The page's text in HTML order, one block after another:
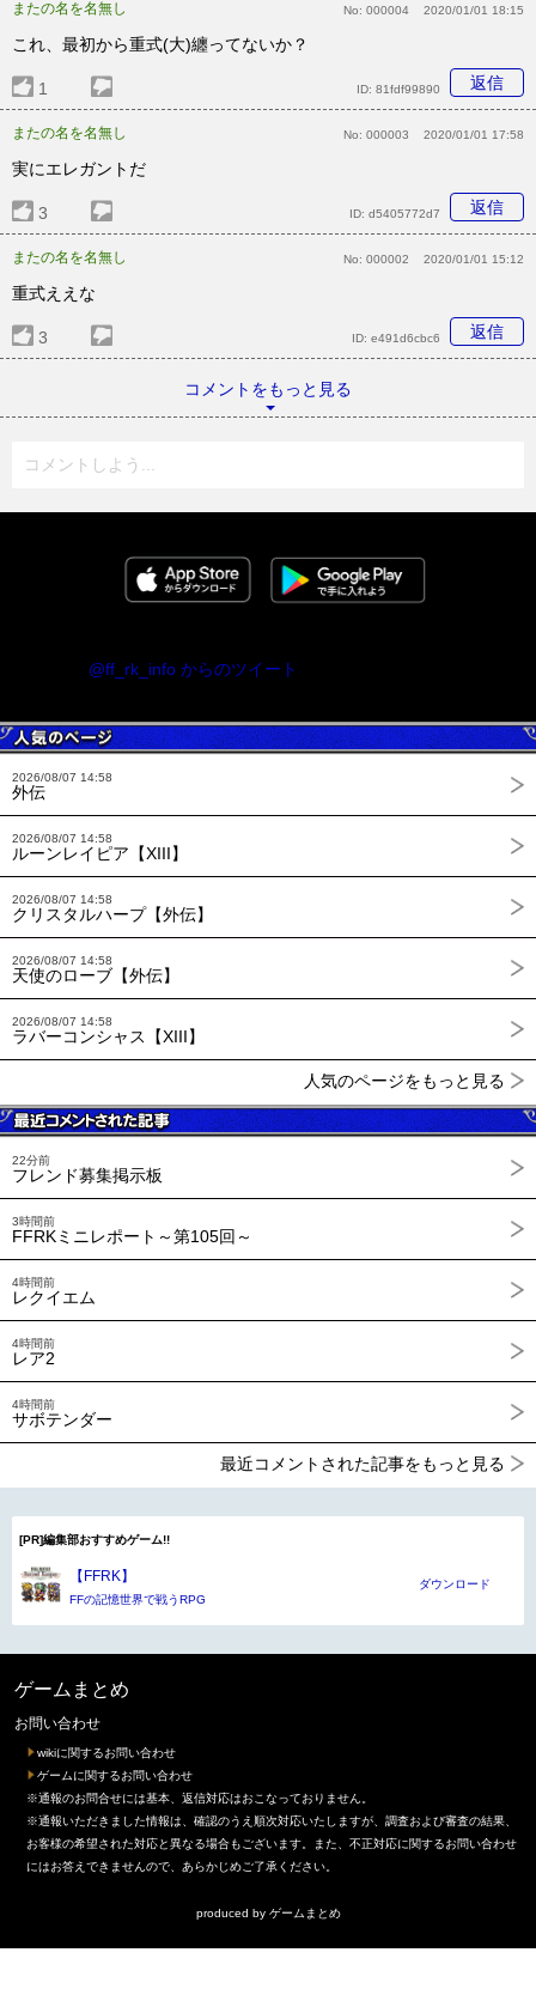
またの名を名無し No: 000004 2020/01/01 18:15
これ、最初から重式(大)纏ってないか？
1 返信
ID: 81fdf99890
またの名を名無し No: 000003 2020/01/01 17:58
実にエレガントだ
3 返信
ID: d5405772d7
またの名を名無し No: 000002 2020/01/01 15:12
重式ええな
3 返信
ID: e491d6cbc6
コメントをもっと見る
コメントしよう...
@ff_rk_info からのツイート
2026/08/07 14:58
外伝
2026/08/07 14:58
ルーンレイピア【XIII】
2026/08/07 14:58
クリスタルハープ【外伝】
2026/08/07 14:58
天使のローブ【外伝】
2026/08/07 14:58
ラバーコンシャス【XIII】
人気のページをもっと見る
22分前
フレンド募集掲示板
3時間前
FFRKミニレポート～第105回～
4時間前
レクイエム
4時間前
レア2
4時間前
サボテンダー
最近コメントされた記事をもっと見る
[PR]編集部おすすめゲーム!!
【FFRK】
FFの記憶世界で戦うRPG
ダウンロード
ゲームまとめ
お問い合わせ
wikiに関するお問い合わせ
ゲームに関するお問い合わせ
※通報のお問合せには基本、返信対応はおこなっておりません。
※通報いただきました情報は、確認のうえ順次対応いたしますが、調査および審査の結果、
お客様の希望された対応と異なる場合もございます。また、不正対応に関するお問い合わせ
にはお答えできませんので、あらかじめご了承ください。
produced by ゲームまとめ